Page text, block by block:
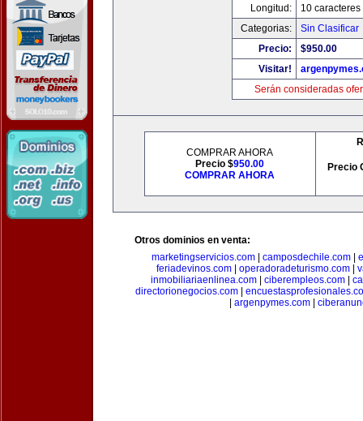
Longitud:
10 caracteres
Categorias:
Sin Clasificar
Precio:
$950.00
Visitar!
Serán consideradas
COMPRAR AHORA
Precio $950.00
COMPRAR AHORA
Precio
Otros dominios en venta:
marketingservicios.com| camposdechile.com|
feriadevinos.com
operadoradeturismo.com
inmobiliariaenlinea.com| ciberempleos.com|
directorionegocios.com|
argenpymes.com